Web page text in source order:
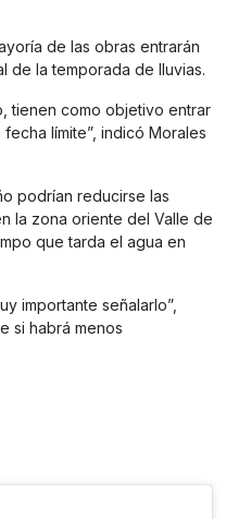
de las obras entrarán
de la temporada de lluvias.
tienen como objetivo entrar
límite”, indicó Morales
podrían reducirse las
la zona oriente del Valle de
que tarda el agua en
importante señalarlo”,
si habrá menos